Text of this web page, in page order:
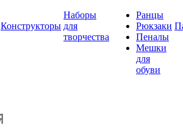
Конструкторы
Наборы
для
творчества
Ранцы
Рюкзаки
Пеналы
Мешки
для
обуви